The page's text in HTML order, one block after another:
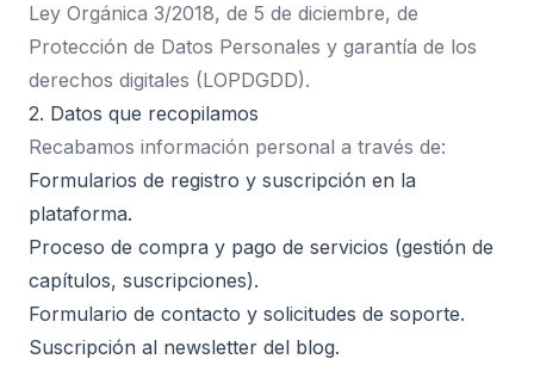
Ley Orgánica 3/2018, de 5 de diciembre, de
Protección de Datos Personales y garantía de los
derechos digitales (LOPDGDD).
2. Datos que recopilamos
Recabamos información personal a través de:
Formularios de registro y suscripción en la
plataforma.
Proceso de compra y pago de servicios (gestión de
capítulos, suscripciones).
Formulario de contacto y solicitudes de soporte.
Suscripción al newsletter del blog.